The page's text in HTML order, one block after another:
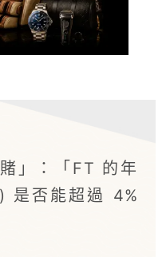
」：「FT 的年
是否能超過 4%